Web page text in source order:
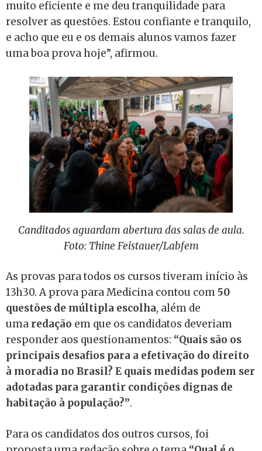
muito eficiente e me deu tranquilidade para
resolver as questões. Estou confiante e tranquilo,
e acho que eu e os demais alunos vamos fazer
uma boa prova hoje”, afirmou.
Canditados aguardam abertura das salas de aula.
Foto: Thine Feistauer/Labfem
As provas para todos os cursos tiveram início às
13h30. A prova para Medicina contou com 50
questões de múltipla escolha, além de
uma redação em que os candidatos deveriam
responder aos questionamentos: “Quais são os
principais desafios para a efetivação do direito
à moradia no Brasil? E quais medidas podem ser
adotadas para garantir condições dignas de
habitação à população?”.
Para os candidatos dos outros cursos, foi